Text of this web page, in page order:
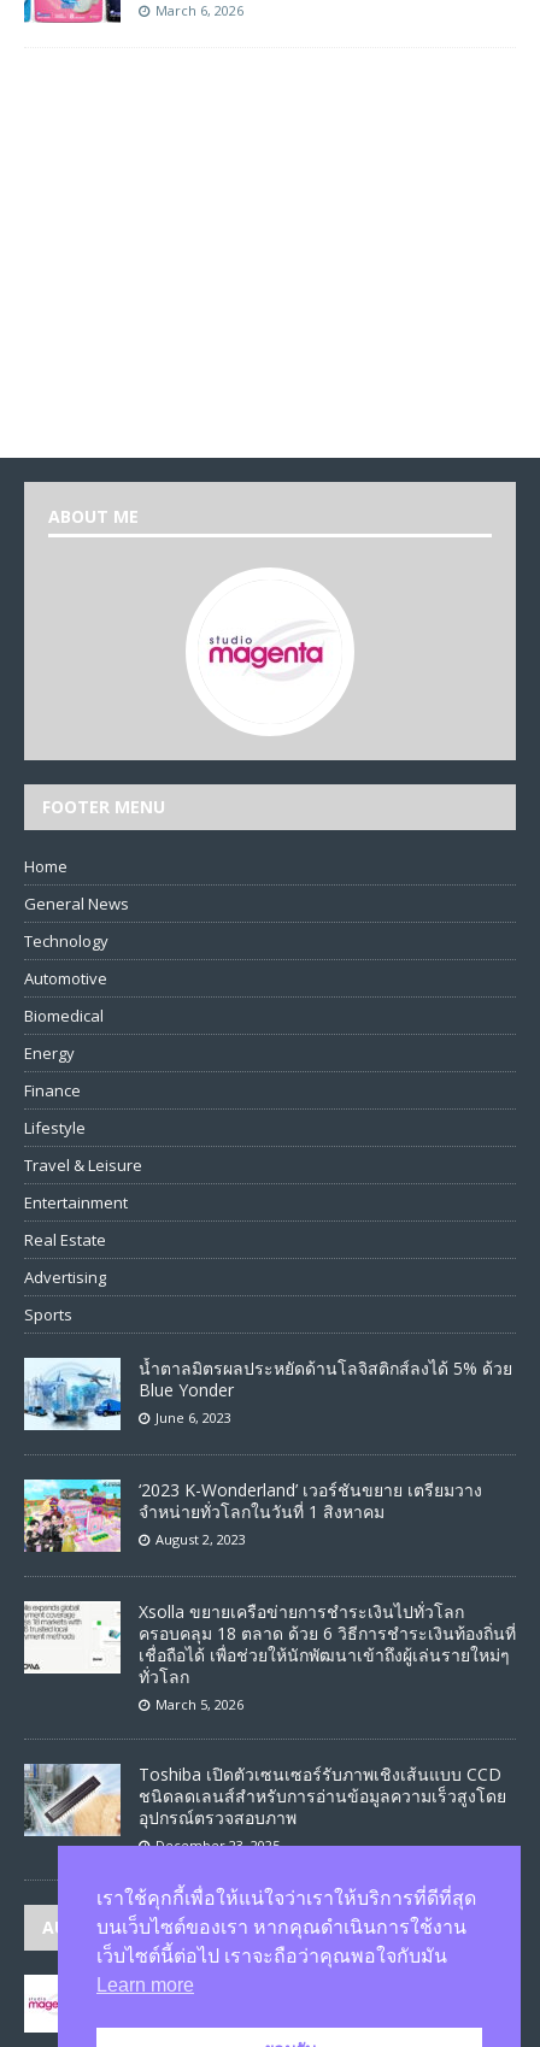
March 6, 2026
ABOUT ME
FOOTER MENU
Home
General News
Technology
Automotive
Biomedical
Energy
Finance
Lifestyle
Travel & Leisure
Entertainment
Real Estate
Advertising
Sports
น้ำตาลมิตรผลประหยัดด้านโลจิสติกส์ลงได้ 5% ด้วย
Blue Yonder
June 6, 2023
‘2023 K-Wonderland’ เวอร์ชันขยาย เตรียมวาง
จำหน่ายทั่วโลกในวันที่ 1 สิงหาคม
August 2, 2023
Xsolla ขยายเครือข่ายการชำระเงินไปทั่วโลก
ครอบคลุม 18 ตลาด ด้วย 6 วิธีการชำระเงินท้องถิ่นที่
เชื่อถือได้ เพื่อช่วยให้นักพัฒนาเข้าถึงผู้เล่นรายใหม่ๆ
ทั่วโลก
March 5, 2026
Toshiba เปิดตัวเซนเซอร์รับภาพเชิงเส้นแบบ CCD
ชนิดลดเลนส์สำหรับการอ่านข้อมูลความเร็วสูงโดย
อุปกรณ์ตรวจสอบภาพ
December 23, 2025
AUTHORS
JASON
เราใช้คุกกี้เพื่อให้แน่ใจว่าเราให้บริการที่ดีที่สุด
บนเว็บไซต์ของเรา หากคุณดำเนินการใช้งาน
เว็บไซต์นี้ต่อไป เราจะถือว่าคุณพอใจกับมัน
Learn more